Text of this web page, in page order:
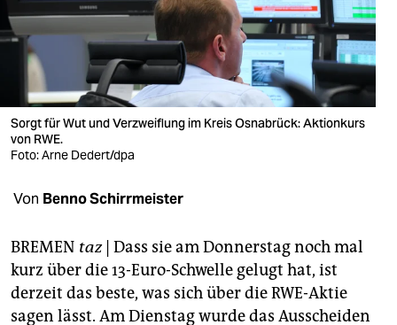
wahrheit
verlag
verlag
veranstaltungen
shop
fragen & hilfe
abo
genossenschaft
Sorgt für Wut und Verzweiflung im Kreis Osnabrück: Aktionkurs
von RWE.
Foto: Arne Dedert/dpa
Von Benno Schirrmeister
BREMEN taz| Dass sie am Donnerstag noch mal
kurz über die 13-Euro-Schwelle gelugt hat, ist
derzeit das beste, was sich über die RWE-Aktie
sagen lässt. Am Dienstag wurde das Ausscheiden